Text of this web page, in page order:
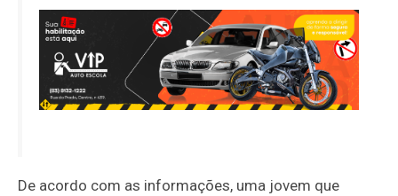
De acordo com as informações, uma jovem que